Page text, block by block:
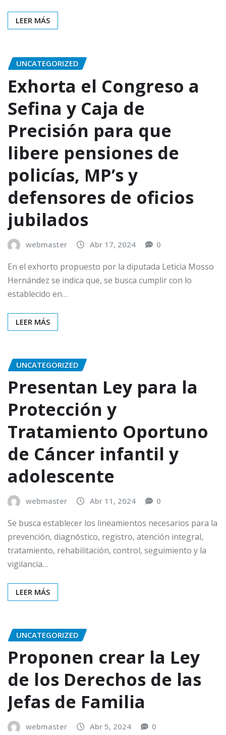
LEER MÁS
UNCATEGORIZED
Exhorta el Congreso a
Sefina y Caja de
Precisión para que
libere pensiones de
policías, MP’s y
defensores de oficios
jubilados
webmaster Abr 17, 2024 0
En el exhorto propuesto por la diputada Leticia Mosso
Hernández se indica que, se busca cumplir con lo
establecido en…
LEER MÁS
UNCATEGORIZED
Presentan Ley para la
Protección y
Tratamiento Oportuno
de Cáncer infantil y
adolescente
webmaster Abr 11, 2024 0
Se busca establecer los lineamientos necesarios para la
prevención, diagnóstico, registro, atención integral,
tratamiento, rehabilitación, control, seguimiento y la
vigilancia…
LEER MÁS
UNCATEGORIZED
Proponen crear la Ley
de los Derechos de las
Jefas de Familia
webmaster Abr 5, 2024 0